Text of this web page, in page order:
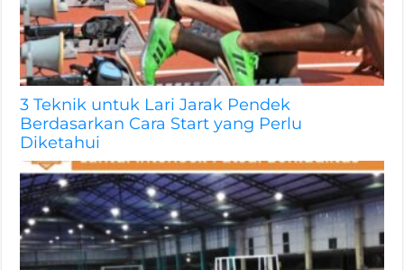
3 Teknik untuk Lari Jarak Pendek
Berdasarkan Cara Start yang Perlu
Diketahui